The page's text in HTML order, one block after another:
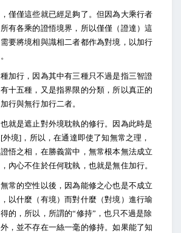
僅僅這些就已經足夠了。但因為大乘行者
有各乘的證悟境界，所以僅僅（證達）這
要將境相與識相二者都作為對境，以加行
加行，因為其中有三種只不過是指三智證
十五種，又是指界限的分類，所以真正的
行與無行加行二者。
就是遮止對外境耽執的修行。因為此時是
境]，所以，在通達即使了知無常之理，
悟之相，在勝義當中，無常根本無法成立
內心不住於任何耽執，也就是無住加行。
常的空性以後，因為能修之心也是不成立
以什麼（有境）而對什麼（對境）進行瑜
的，所以，所謂的“修持”，也只不過是除
，並不存在一絲一毫的修持。如果能了知